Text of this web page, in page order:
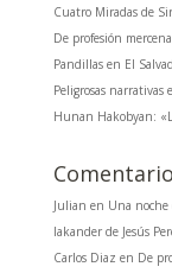
Cuatro Miradas de
De profesión
Pandillas en El
Peligrosas narrativas
Hunan Hakobyan:
Julian en Una
Iakander de Jesús
Carlos Diaz en De